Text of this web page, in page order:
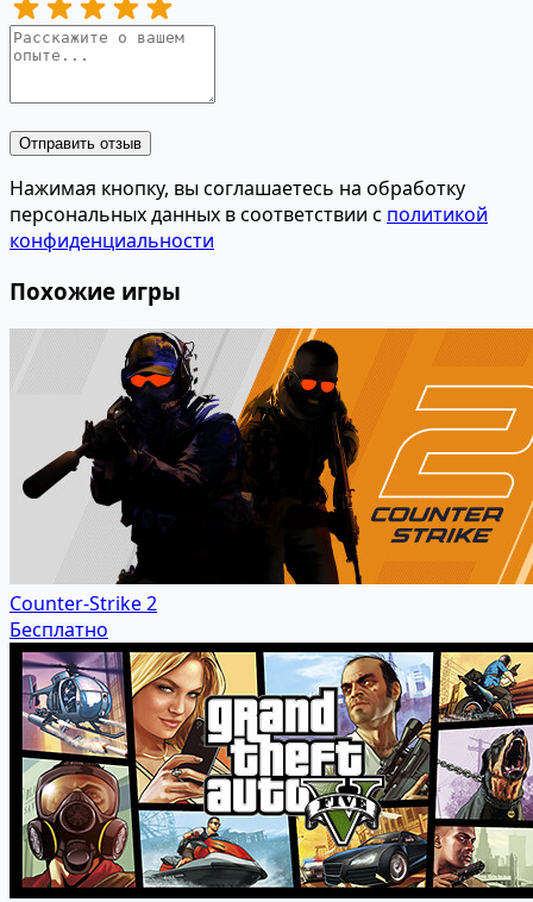
Отправить отзыв
Нажимая кнопку, вы соглашаетесь на обработку
персональных данных в соответствии с политикой
конфиденциальности
Похожие игры
Counter-Strike 2
Бесплатно